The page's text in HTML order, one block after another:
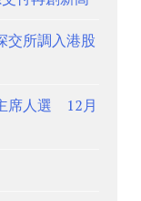
交所調入港股
席人選 12月